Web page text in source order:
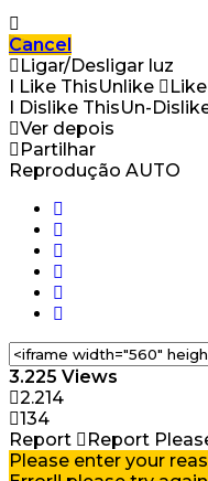
Cancel
Ligar/Desligar luz
I Like ThisUnlike Like
I Dislike ThisUn-
Ver depois
Partilhar
Reprodução AUTO
3.225 Views
2.214
134
Report
Report
Please enter your